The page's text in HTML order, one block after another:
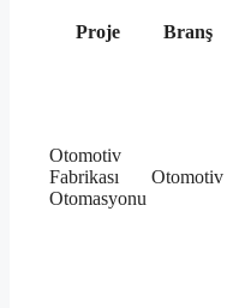
Proje Branş
Otomotiv
Fabrikası
Otomasyonu
Otomotiv